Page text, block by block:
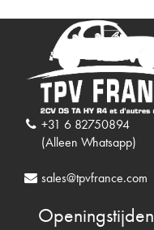
+31 6 82750894
(Alleen Whatsapp)
sales@tpvfrance.com
Openingstijden